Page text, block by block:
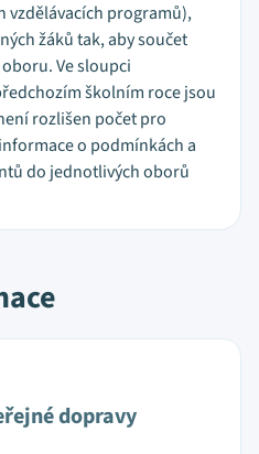
vzdělávacích programů),
žáků tak, aby součet
Ve sloupci
školním roce jsou
rozlišen počet pro
o podmínkách a
do jednotlivých oborů
dopravy